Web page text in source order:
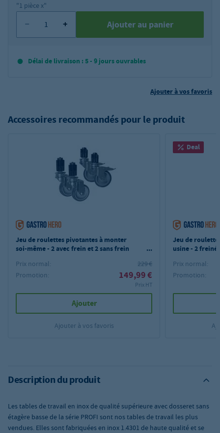
"1 pièce x"
Ajouter au panier
Délai de livraison : 5 - 9 jours ouvrables
Ajouter à vos favoris
Accessoires recommandés pour le produit
Jeu de roulettes pivotantes à monter
soi-même - 2 avec frein et 2 sans frein
Prix normal:
229 €
Promotion:
149,99 €
Prix HT
Ajouter
Ajouter à vos favoris
Deal
Jeu de
usine - 2
PROFI
Prix normal:
Promotion:
Description du produit
Les tables de travail en inox de qualité supérieure avec dosseret sans
étagère basse de la série PROFI sont nos tables de travail les plus
vendues. Elles sont fabriquées en inox 1.4301 de haute qualité et se